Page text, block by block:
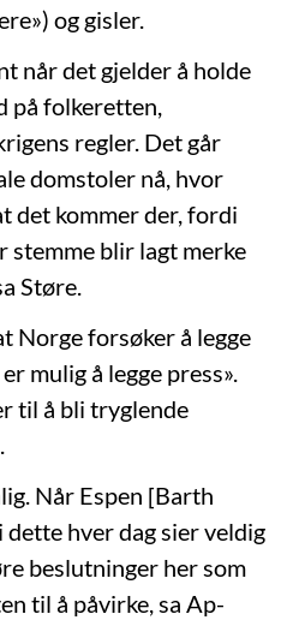
og gisler.
når det gjelder å holde
på folkeretten,
regler. Det går
domstoler nå, hvor
det kommer der, fordi
stemme blir lagt merke
Støre.
Norge forsøker å legge
mulig å legge press».
til å bli tryglende
Når Espen [Barth
dette hver dag sier veldig
beslutninger her som
til å påvirke, sa Ap-